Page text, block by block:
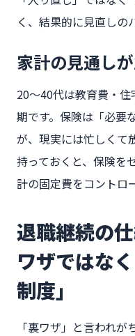
く、結果的に見直しの
家計の見通し
20〜40代は教育費・
期です。保険は「必要
が、現実には忙しくて
持っておくと、保険を
計の固定費をコントロ
退職継続の
ワザではな
制度」
「裏ワザ」と言われ